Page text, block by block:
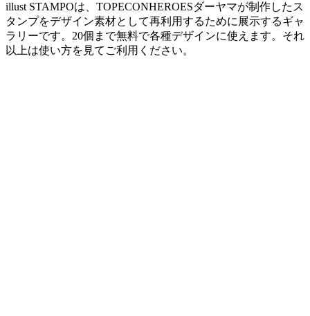
illust STAMPOは、TOPECONHEROESダーヤマが制作したス
タンプをデザイン素材として再利用するために展示するギャ
ラリーです。20個まで無料で各種デザインに使えます。それ
以上は使い方を見てご利用ください。